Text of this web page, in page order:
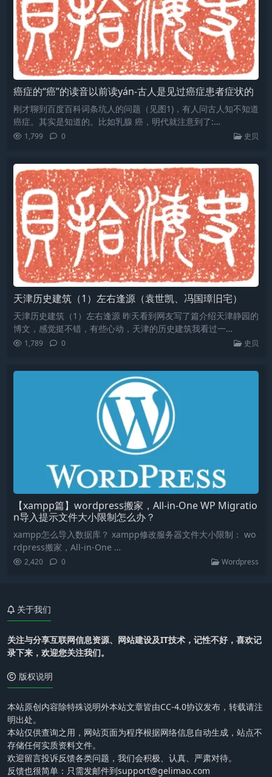
癌症的“癌”的读音以前读yán-古人是见过癌症患者症状的
刚才聊到百度百科词条坑人的问题（见图1)，有人问古人知不知道
癌症。其实是知道的。比如乳腺 癌，明代就注意到了:…
1,799 0 史贝
天津历史建筑（1）左右逢源（袁世凯、冯国璋旧宅）
天津历史建筑（1）左右逢源 昨天看到网友写了篇介绍天津静园的
博文，感觉挺不错，有些心动，天津的历史建筑我看过一…
1,789 0 史贝
【xampp篇】wordpress搬家，All-in-One WP Migratio
n导入提示文件大小限制怎么办？
xampp怎么导入数据库？ xampp修改服务器文件大小限制： wo
rdpress搬家，All-in-One …
2,420 0 Wordpress
关于我们
关注与分享互联网信息资源、网站建设及IT技术，记性不好，喜欢记
录下来，欢迎您关注我们。
版权说明
本站原创内容除特殊说明外本站文章皆由CC-4.0协议发布，转载请注
明出处。
本站仅供查询之用，网站页面为程序根据网络信息自动生成，站点不
存储任何实质资料文件。
欢迎留言投诉反馈各类问题，我们会积极、认真、严肃对待。
反馈也很简单：只需发邮件到support@gelimao.com